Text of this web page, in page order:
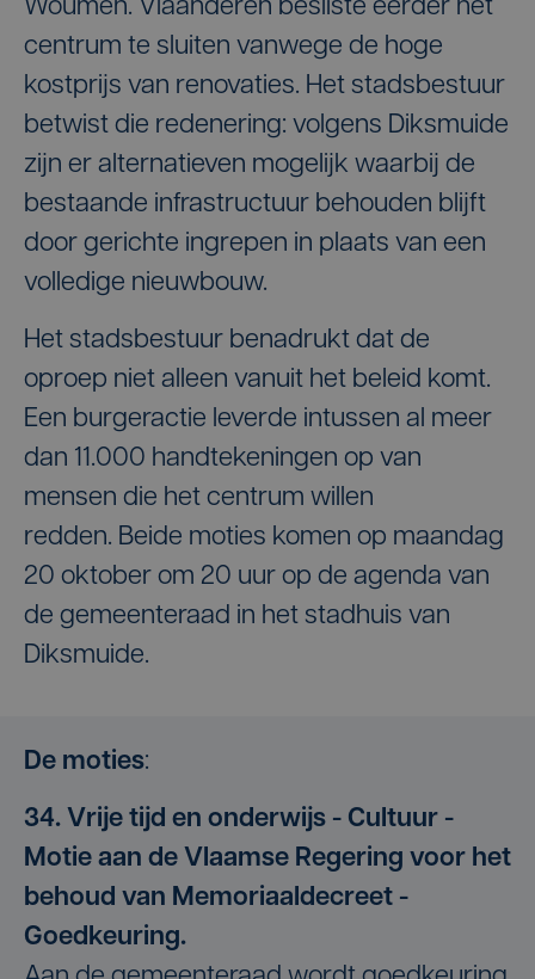
Woumen. Vlaanderen besliste eerder het
centrum te sluiten vanwege de hoge
kostprijs van renovaties. Het stadsbestuur
betwist die redenering: volgens Diksmuide
zijn er alternatieven mogelijk waarbij de
bestaande infrastructuur behouden blijft
door gerichte ingrepen in plaats van een
volledige nieuwbouw.
Het stadsbestuur benadrukt dat de
oproep niet alleen vanuit het beleid komt.
Een burgeractie leverde intussen al meer
dan 11.000 handtekeningen op van
mensen die het centrum willen
redden. Beide moties komen op maandag
20 oktober om 20 uur op de agenda van
de gemeenteraad in het stadhuis van
Diksmuide.
De moties:
34. Vrije tijd en onderwijs - Cultuur -
Motie aan de Vlaamse Regering voor het
behoud van Memoriaaldecreet -
Goedkeuring.